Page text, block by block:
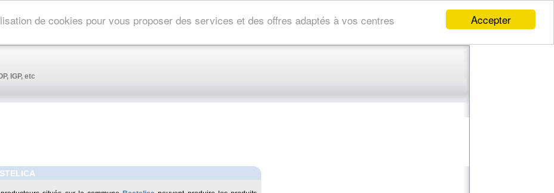
Accepter
de cookies pour vous proposer des services et des offres adaptés à vos centres
IGP, etc